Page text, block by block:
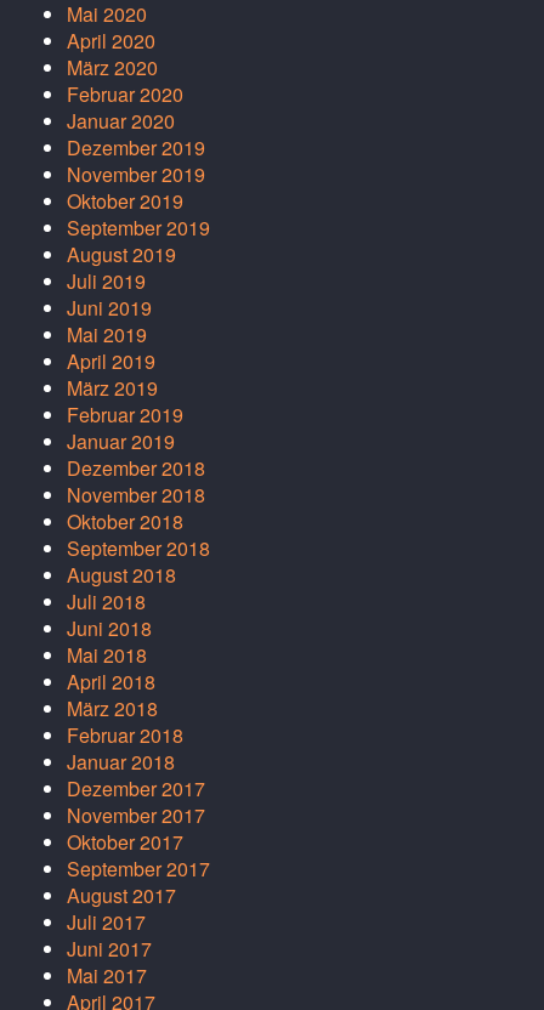
Mai 2020
April 2020
März 2020
Februar 2020
Januar 2020
Dezember 2019
November 2019
Oktober 2019
September 2019
August 2019
Juli 2019
Juni 2019
Mai 2019
April 2019
März 2019
Februar 2019
Januar 2019
Dezember 2018
November 2018
Oktober 2018
September 2018
August 2018
Juli 2018
Juni 2018
Mai 2018
April 2018
März 2018
Februar 2018
Januar 2018
Dezember 2017
November 2017
Oktober 2017
September 2017
August 2017
Juli 2017
Juni 2017
Mai 2017
April 2017